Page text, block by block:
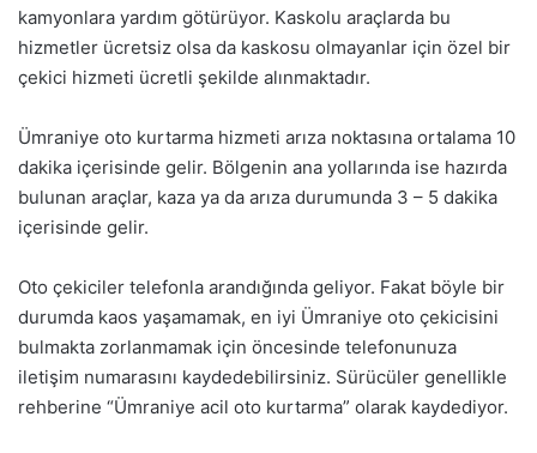
kamyonlara yardım götürüyor. Kaskolu araçlarda bu
hizmetler ücretsiz olsa da kaskosu olmayanlar için özel bir
çekici hizmeti ücretli şekilde alınmaktadır.
Ümraniye oto kurtarma hizmeti arıza noktasına ortalama 10
dakika içerisinde gelir. Bölgenin ana yollarında ise hazırda
bulunan araçlar, kaza ya da arıza durumunda 3 – 5 dakika
içerisinde gelir.
Oto çekiciler telefonla arandığında geliyor. Fakat böyle bir
durumda kaos yaşamamak, en iyi Ümraniye oto çekicisini
bulmakta zorlanmamak için öncesinde telefonunuza
iletişim numarasını kaydedebilirsiniz. Sürücüler genellikle
rehberine “Ümraniye acil oto kurtarma” olarak kaydediyor.